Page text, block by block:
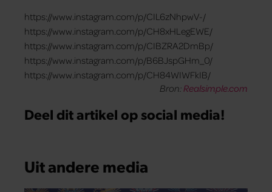
https://www.instagram.com/p/CIL6zNhpwV-/
https://www.instagram.com/p/CH8xHLegEWE/
https://www.instagram.com/p/CIBZRA2DmBp/
https://www.instagram.com/p/B6BJspGHm_0/
https://www.instagram.com/p/CH84WIWFkIB/
Bron:Realsimple.com
Deel dit artikel op social media!
Uit andere media